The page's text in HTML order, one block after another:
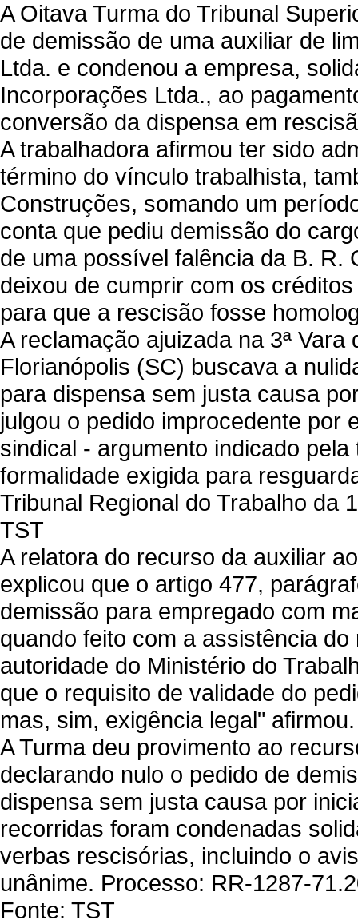
A Oitava Turma do Tribunal
de demissão de uma auxiliar de
Ltda. e condenou a empresa,
Incorporações Ltda., ao
conversão da dispensa em
A trabalhadora afirmou ter sido
término do vínculo trabalhista,
Construções, somando um
conta que pediu demissão do
de uma possível falência da B. R.
deixou de cumprir com os
para que a rescisão fosse
A reclamação ajuizada na 3ª Vara
Florianópolis (SC) buscava a
para dispensa sem justa causa
julgou o pedido improcedente por
sindical - argumento indicado
formalidade exigida para
Tribunal Regional do Trabalho da
TST
A relatora do recurso da auxiliar
explicou que o artigo 477,
demissão para empregado com
quando feito com a assistência
autoridade do Ministério do
que o requisito de validade do
mas, sim, exigência legal" afirmou.
A Turma deu provimento ao
declarando nulo o pedido de
dispensa sem justa causa por
recorridas foram condenadas
verbas rescisórias, incluindo o
unânime. Processo: RR-1287-
Fonte: TST